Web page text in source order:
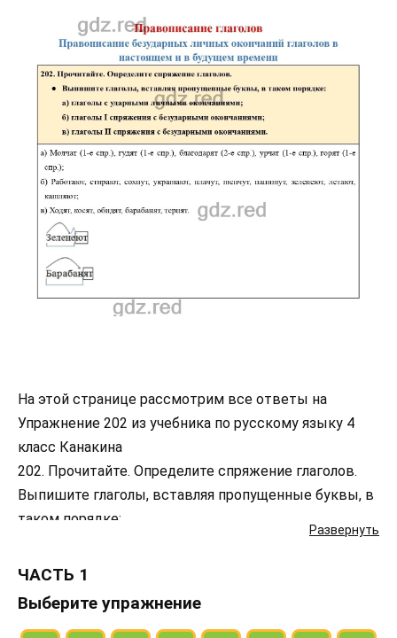
Развернуть
На этой странице рассмотрим все ответы на
Упражнение 202 из учебника по русскому языку 4
класс Канакина
202. Прочитайте. Определите спряжение глаголов.
Выпишите глаголы, вставляя пропущенные буквы, в
таком порядке:
б) глаголы I спряжения с безударными окончаниями;
ЧАСТЬ 1
Выберите упражнение